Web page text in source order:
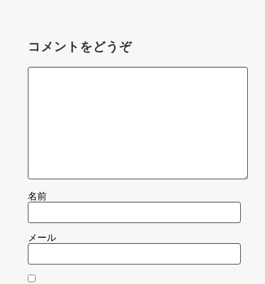
コメントをどうぞ
名前
メール